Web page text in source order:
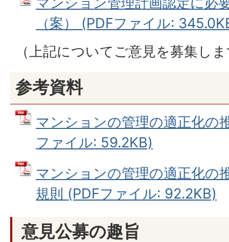
（案） (PDFファイル:
（上記についてご意見を募集し
参考資料
マンションの管理の適正化の
ファイル: 59.2KB)
マンションの管理の適正化の
規則 (PDFファイル: 92.2KB)
意見公募の趣旨